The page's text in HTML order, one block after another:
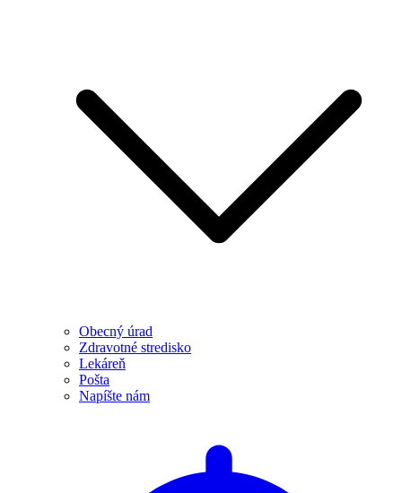
Obecný úrad
Zdravotné stredisko
Lekáreň
Pošta
Napíšte nám